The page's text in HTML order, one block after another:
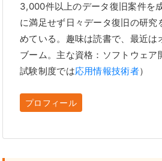
3,000件以上のデータ復旧案件を
に満足せず日々データ復旧の研究
めている。趣味は読書で、最近は
ブーム。主な資格：ソフトウェア
試験制度では応用情報技術者）
プロフィール